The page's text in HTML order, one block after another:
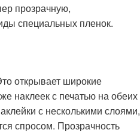
прозрачную,
специальных пленок.
открывает широкие
наклеек с печатью на обеих
с несколькими слоями,
спросом. Прозрачность